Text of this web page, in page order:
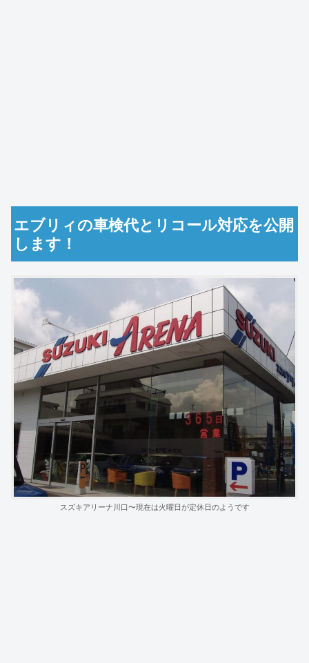
エブリィの車検代とリコール対応を公開
します！
スズキアリーナ川口〜現在は火曜日が定休日のようです